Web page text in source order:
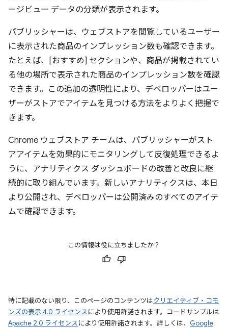
ージビュー データの分類が表示されます。
パブリッシャーは、ウェブストアを閲覧しているユーザー
に表示された商品のインプレッション数も確認できます。
たとえば、[おすすめ] セクションや、商品が掲載されてい
る他の場所で表示された商品のインプレッション数を確認
できます。この追加の透明性により、デベロッパーはユー
ザーがストアでアイテムを見つける方法をよりよく把握で
きます。
Chrome ウェブストア チームは、パブリッシャーがスト
アアイテムを効果的にモニタリングして反復処理できるよ
うに、アナリティクス ダッシュボードの改善と改良に継
続的に取り組んでいます。新しいアナリティクスは、本日
より公開され、デベロッパーは公開済みのすべてのアイテ
ムで確認できます。
この情報は役に立ちましたか？
特に記載のない限り、このページのコンテンツはクリエイティブ・コモ
ンズの表示 4.0 ライセンスにより使用許諾されます。コードサンプルは
Apache 2.0 ライセンスにより使用許諾されます。詳しくは、 Google